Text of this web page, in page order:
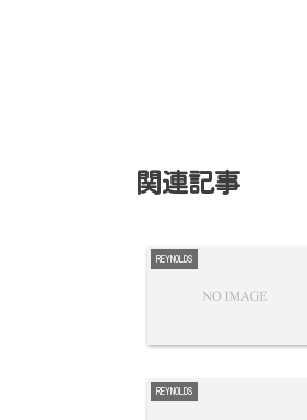
関連記事
REYNOLDS
REYNOLDS